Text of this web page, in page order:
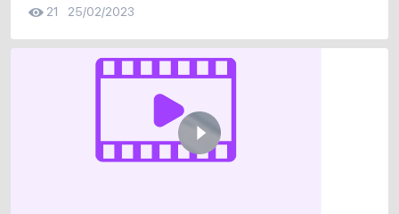
21 25/02/2023